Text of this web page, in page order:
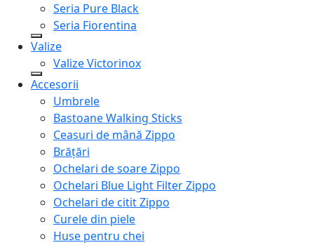
Seria Pure Black
Seria Fiorentina
Valize
Valize Victorinox
Accesorii
Umbrele
Bastoane Walking Sticks
Ceasuri de mână Zippo
Brățări
Ochelari de soare Zippo
Ochelari Blue Light Filter Zippo
Ochelari de citit Zippo
Curele din piele
Huse pentru chei